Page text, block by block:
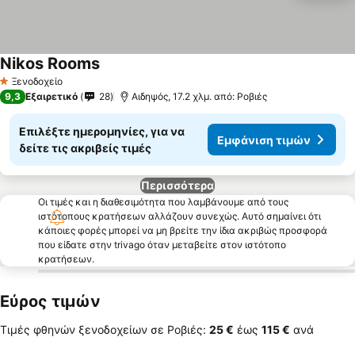
1 Αστέρια
Ξενοδοχείο
Nikos Rooms
9,3 Εξαιρετικό 28 Αιδηψός, 17.2 χλμ. από: Ροβιές
Επιλέξτε ημερομηνίες, για να
δείτε τις ακριβείς τιμές
Εμφάνιση τιμών
Περισσότερα
Οι τιμές και η διαθεσιμότητα που λαμβάνουμε από τους
ιστότοπους κρατήσεων αλλάζουν συνεχώς. Αυτό σημαίνει ότι
κάποιες φορές μπορεί να μη βρείτε την ίδια ακριβώς προσφορά
που είδατε στην trivago όταν μεταβείτε στον ιστότοπο
κρατήσεων.
Εύρος τιμών
Τιμές φθηνών ξενοδοχείων σε Ροβιές: ‎25 € έως ‎115 € ανά